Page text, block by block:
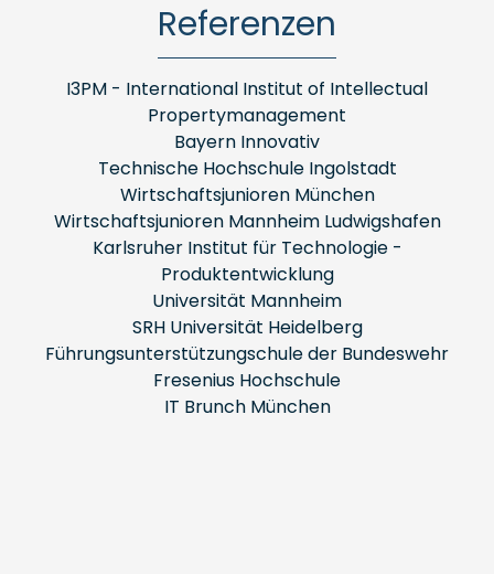
Referenzen
I3PM - International Institut of Intellectual
Propertymanagement
Bayern Innovativ
Technische Hochschule Ingolstadt
Wirtschaftsjunioren München
Wirtschaftsjunioren Mannheim Ludwigshafen
Karlsruher Institut für Technologie -
Produktentwicklung
Universität Mannheim
SRH Universität Heidelberg
Führungsunterstützungschule der Bundeswehr
Fresenius Hochschule
IT Brunch München